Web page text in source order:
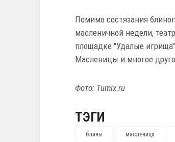
Помимо состязания
масленичной недели,
площадке "Удалые
Масленицы и многое
Фото: Tumix.ru
ТЭГИ
блины масленица